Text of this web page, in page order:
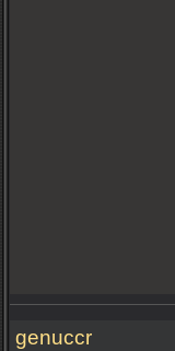
genuccr